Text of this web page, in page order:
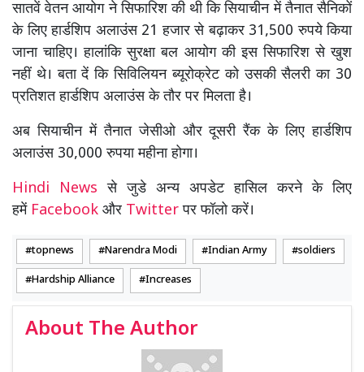
सातवें वेतन आयोग ने सिफारिश की थी कि सियाचीन में तैनात सैनिकों
के लिए हार्डशिप अलाउंस 21 हजार से बढ़ाकर 31,500 रुपये किया
जाना चाहिए। हालांकि सुरक्षा बल आयोग की इस सिफारिश से खुश
नहीं थे। बता दें कि सिविलियन ब्यूरोक्रेट को उसकी सैलरी का 30
प्रतिशत हार्डशिप अलाउंस के तौर पर मिलता है।
अब सियाचीन में तैनात जेसीओ और दूसरी रैंक के लिए हार्डशिप
अलाउंस 30,000 रुपया महीना होगा।
Hindi Newsसे जुडे अन्य अपडेट हासिल करने के लिए
हमें Facebook और Twitterपर फॉलो करें।
topnews Narendra Modi Indian Army soldiers
Hardship Alliance Increases
About The Author